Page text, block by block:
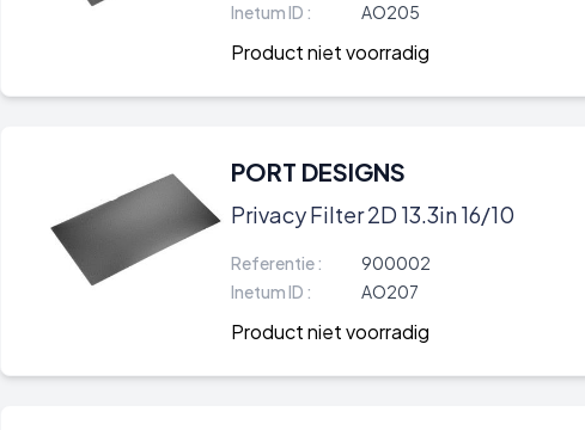
Inetum ID :
AO205
Product niet voorradig
PORT DESIGNS
Privacy Filter 2D 13.3in 16/10
Referentie :
900002
Inetum ID :
AO207
Product niet voorradig